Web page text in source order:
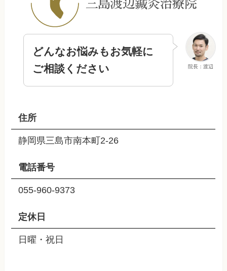
院長：渡辺
どんなお悩みもお気軽に
ご相談ください
住所
静岡県三島市南本町2-26
電話番号
055-960-9373
定休日
日曜・祝日